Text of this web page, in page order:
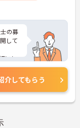
の募
して
にし
りの
す。
さら
くだ
介してもらう